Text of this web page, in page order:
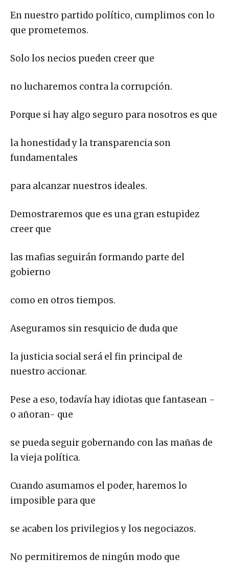
En nuestro partido político, cumplimos con lo
que prometemos.
Solo los necios pueden creer que
no lucharemos contra la corrupción.
Porque si hay algo seguro para nosotros es que
la honestidad y la transparencia son
fundamentales
para alcanzar nuestros ideales.
Demostraremos que es una gran estupidez
creer que
las mafias seguirán formando parte del
gobierno
como en otros tiempos.
Aseguramos sin resquicio de duda que
la justicia social será el fin principal de
nuestro accionar.
Pese a eso, todavía hay idiotas que fantasean -
o añoran- que
se pueda seguir gobernando con las mañas de
la vieja política.
Cuando asumamos el poder, haremos lo
imposible para que
se acaben los privilegios y los negociazos.
No permitiremos de ningún modo que